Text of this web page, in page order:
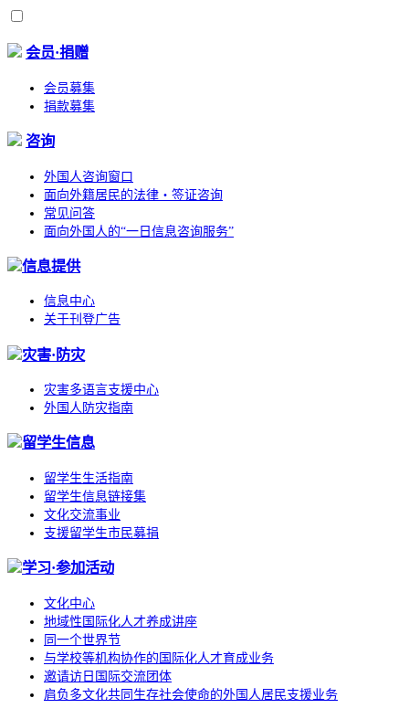
会员·捐赠
会员募集
捐款募集
咨询
外国人咨询窗口
面向外籍居民的法律・签证咨询
常见问答
面向外国人的“一日信息咨询服务”
信息提供
信息中心
关于刊登广告
灾害·防灾
灾害多语言支援中心
外国人防灾指南
留学生信息
留学生生活指南
留学生信息链接集
文化交流事业
支援留学生市民募捐
学习·参加活动
文化中心
地域性国际化人才养成讲座
同一个世界节
与学校等机构协作的国际化人才育成业务
邀请访日国际交流团体
肩负多文化共同生存社会使命的外国人居民支援业务